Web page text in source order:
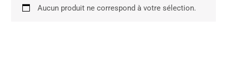
Aucun produit ne correspond à votre sélection.